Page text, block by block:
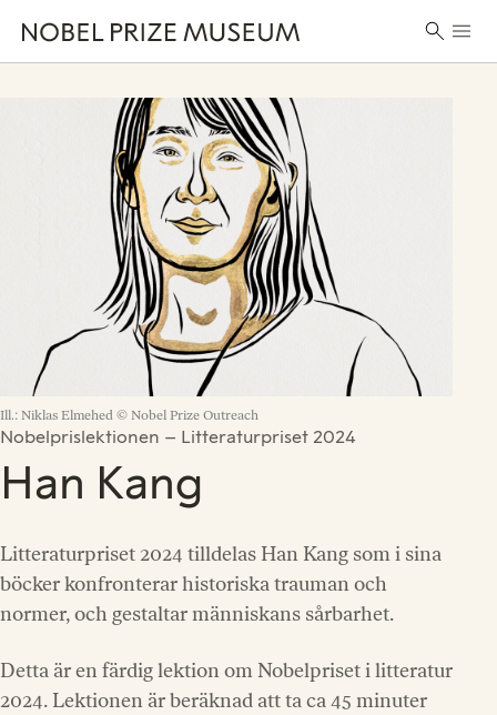
Skip
to
header
Skip
to
main
Skip
to
footer
Sök
Ill.: Niklas Elmehed © Nobel Prize Outreach
Nobelprislektionen – Litteraturpriset 2024
Han Kang
Litteraturpriset 2024 tilldelas Han Kang som i sina
böcker konfronterar historiska trauman och
normer, och gestaltar människans sårbarhet.
Detta är en färdig lektion om Nobelpriset i litteratur
2024. Lektionen är beräknad att ta ca 45 minuter